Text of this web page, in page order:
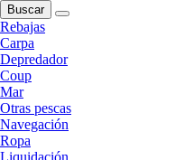
Buscar
Rebajas
Carpa
Depredador
Coup
Mar
Otras pescas
Navegación
Ropa
Liquidación